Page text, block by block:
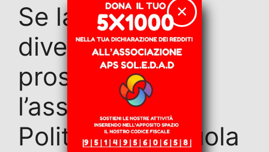
Se la memoria
diventa lista di
proscrizione:
l’assalto della
Politica alla Scuola
✕